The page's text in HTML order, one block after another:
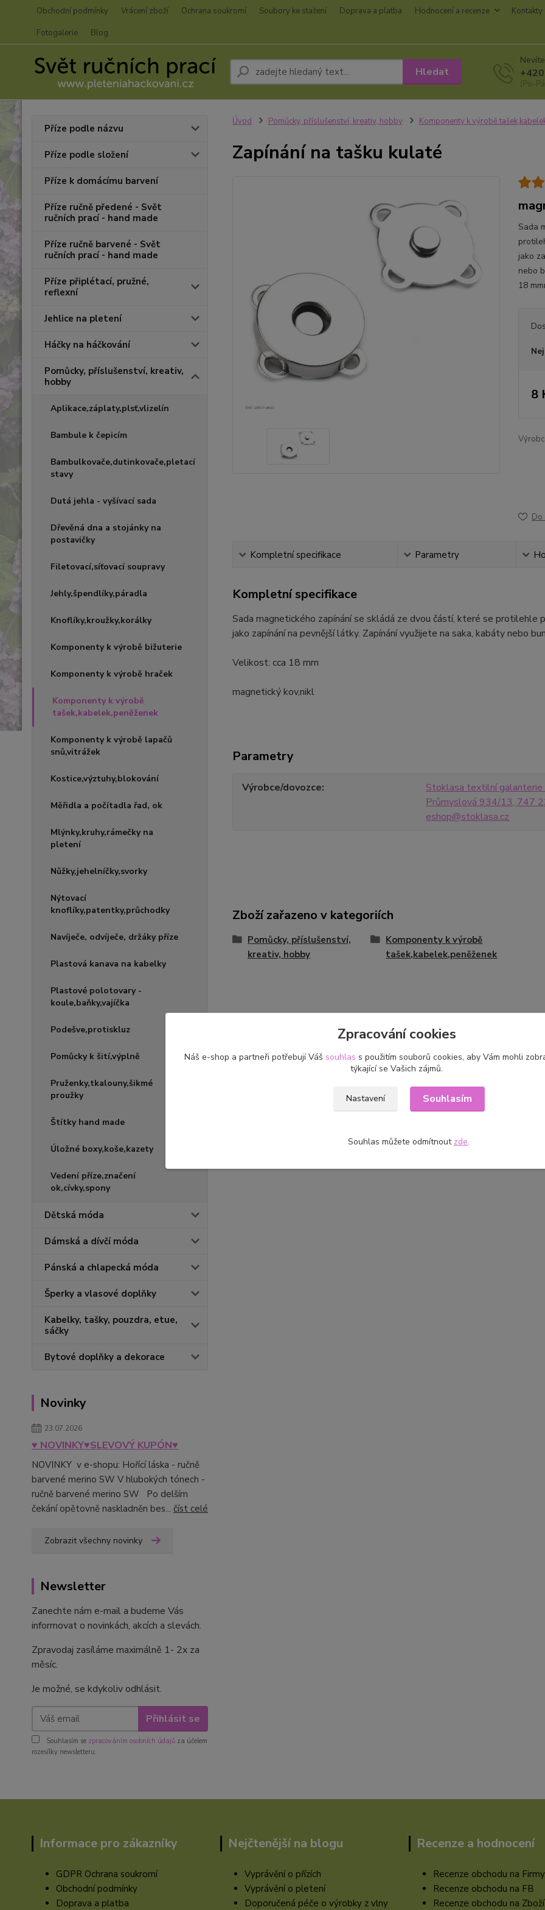
Obchodní podmínky Vrácení zboží Ochrana soukromí Soubory ke stažení Doprava a platba Hodnocení a recenze
Kontakty
Fotogalerie
Blog
Hledat
(Po-
Příze podle názvu
Příze podle složení
Příze k domácímu barvení
Příze ručně předené - Svět
ručních prací - hand made
Příze ručně barvené - Svět
ručních prací - hand made
Příze připlétací, pružné,
reflexní
Jehlice na pletení
Háčky na háčkování
Pomůcky, příslušenství, kreativ,
hobby
Aplikace,záplaty,plsť,vlizelín
Bambule k čepicím
Bambulkovače,dutinkovače,pletací
stavy
Dutá jehla - vyšívací sada
Dřevěná dna a stojánky na
postavičky
Filetovací,síťovací soupravy
Jehly,špendlíky,páradla
Knoflíky,kroužky,korálky
Komponenty k výrobě bižuterie
Komponenty k výrobě hraček
Komponenty k výrobě
tašek,kabelek,peněženek
Komponenty k výrobě lapačů
snů,vitrážek
Kostice,výztuhy,blokování
Měřidla a počítadla řad, ok
Mlýnky,kruhy,rámečky na
pletení
Nůžky,jehelníčky,svorky
Nýtovací
knoflíky,patentky,průchodky
Navíječe, odvíječe, držáky příze
Plastová kanava na kabelky
Plastové polotovary -
koule,baňky,vajíčka
Podešve,protiskluz
Pomůcky k šití,výplně
Pruženky,tkalouny,šikmé
proužky
Štítky hand made
Úložné boxy,koše,kazety
Vedení příze,značení
ok,cívky,spony
Dětská móda
Dámská a dívčí móda
Pánská a chlapecká móda
Šperky a vlasové doplňky
Kabelky, tašky, pouzdra, etue,
sáčky
Bytové doplňky a dekorace
Novinky
23.07.2026
♥ NOVINKY♥SLEVOVÝ KUPÓN♥
NOVINKY v e-shopu: Hořící láska - ručně
barvené merino SW V hlubokých tónech -
ručně barvené merino SW Po delším
čekání opětovně naskladněn bes... číst celé
Zobrazit všechny novinky
Newsletter
Zanechte nám e-mail a budeme Vás
informovat o novinkách, akcích a slevách.
Zpravodaj zasíláme maximálně 1- 2x za
měsíc.
Je možné, se kdykoliv odhlásit.
Přihlásit se
Souhlasím se zpracováním osobních údajů za účelem
rozesílky newsletteru.
Úvod Pomůcky, příslušenství, kreativ, hobby Komponenty k výrobě
Zapínání na tašku kulaté
Sada
jako
nebo
18
8
Do
Kompletní specifikace Parametry
Kompletní specifikace
Sada magnetického zapínání se skládá ze dvou částí, které se
jako zapínání na pevnější látky. Zapínání využijete na saka, kabáty nebo
Velikost: cca 18 mm
magnetický kov,nikl
Parametry
Výrobce/dovozce
Stoklasa textilní galanterie
Průmyslová 934/13, 747
eshop@stoklasa.cz
Zboží zařazeno v kategoriích
Pomůcky, příslušenství,
kreativ, hobby
Komponenty k výrobě
tašek,kabelek,peněženek
Informace pro zákazníky
GDPR Ochrana soukromí
Obchodní podmínky
Doprava a platba
Nejčtenější na blogu
Vyprávění o přízích
Vyprávění o pletení
Doporučená péče o výrobky z vlny
Recenze a hodnocení
Recenze obchodu na
Recenze obchodu na FB
Recenze obchodu na
Zpracování cookies
Náš e-shop a partneři potřebují Váš souhlas s použitím souborů cookies, aby Vám mohli
týkající se Vašich zájmů.
Nastavení Souhlasím
Souhlas můžete odmítnout zde.